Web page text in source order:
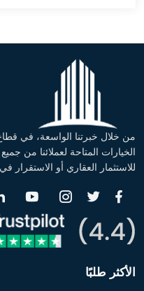
من خلال خبرتنا الواسعة، في
الخيارات المتاحة لعملائنا من
للاستثمار العقاري أو الاستقرار
الأكثر طلبًا